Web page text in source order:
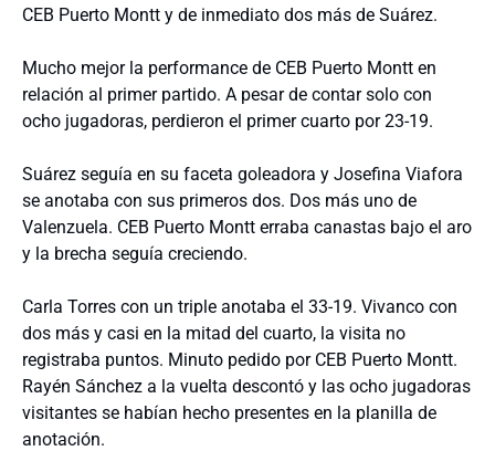
CEB Puerto Montt y de inmediato dos más de Suárez.
Mucho mejor la performance de CEB Puerto Montt en
relación al primer partido. A pesar de contar solo con
ocho jugadoras, perdieron el primer cuarto por 23-19.
Suárez seguía en su faceta goleadora y Josefina Viafora
se anotaba con sus primeros dos. Dos más uno de
Valenzuela. CEB Puerto Montt erraba canastas bajo el aro
y la brecha seguía creciendo.
Carla Torres con un triple anotaba el 33-19. Vivanco con
dos más y casi en la mitad del cuarto, la visita no
registraba puntos. Minuto pedido por CEB Puerto Montt.
Rayén Sánchez a la vuelta descontó y las ocho jugadoras
visitantes se habían hecho presentes en la planilla de
anotación.